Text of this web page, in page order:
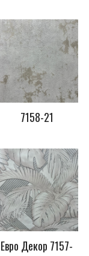
7158-21
Евро Декор 7157-